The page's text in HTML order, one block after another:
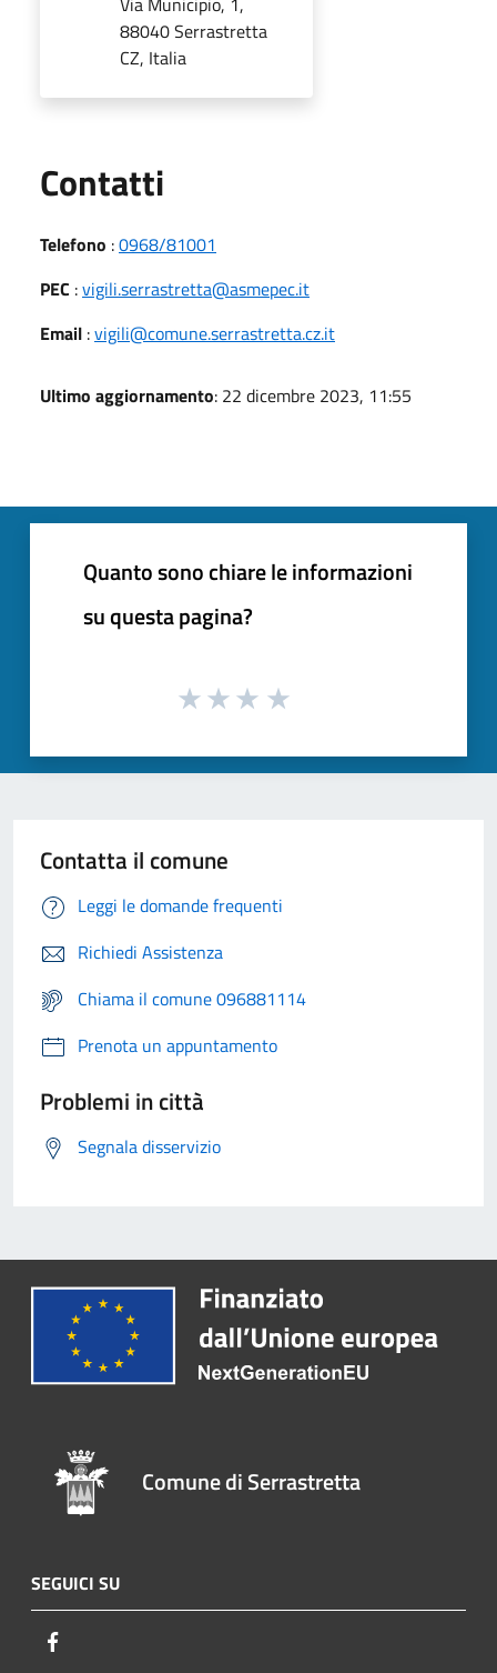
88040 Serrastretta
CZ, Italia
Contatti
Telefono :0968/81001
PEC :vigili.serrastretta@asmepec.it
Email :vigili@comune.serrastretta.cz.it
Ultimo aggiornamento: 22 dicembre 2023, 11:55
Quanto sono chiare le informazioni
su questa pagina?
Contatta il comune
Leggi le domande frequenti
Richiedi Assistenza
Chiama il comune 096881114
Prenota un appuntamento
Problemi in città
Segnala disservizio
Comune di Serrastretta
SEGUICI SU